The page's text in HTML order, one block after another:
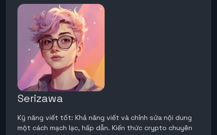
Serizawa
Kỹ năng viết tốt: Khả năng viết và chỉnh sửa nội dung
một cách mạch lạc, hấp dẫn. Kiến thức crypto chuyên